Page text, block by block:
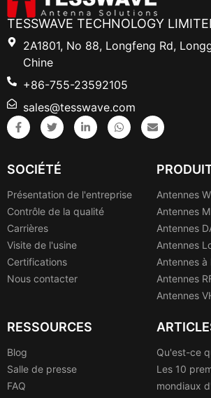
TESSWAVE TECHNOLOGY
2A1801, No 88, Longfeng Rd,
Chine
+86-755-23592105
sales@tesswave.com
SOCIÉTÉ
Présentation de l'entreprise
Contrôle de la qualité
Carrières
Visite de l'usine
Certifications
Nous contacter
Antennes
Antennes
Antennes
Antennes
Antennes à
Antennes
Antennes
RESSOURCES
Blog
Salle de presse
FAQ
Qu'est-ce
Les 10
mondiaux